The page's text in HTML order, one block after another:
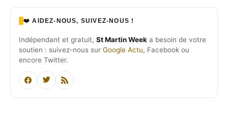
❤️ AIDEZ-NOUS, SUIVEZ-NOUS !
Indépendant et gratuit, St Martin Week a besoin de votre
soutien : suivez-nous sur Google Actu, Facebook ou
encore Twitter.